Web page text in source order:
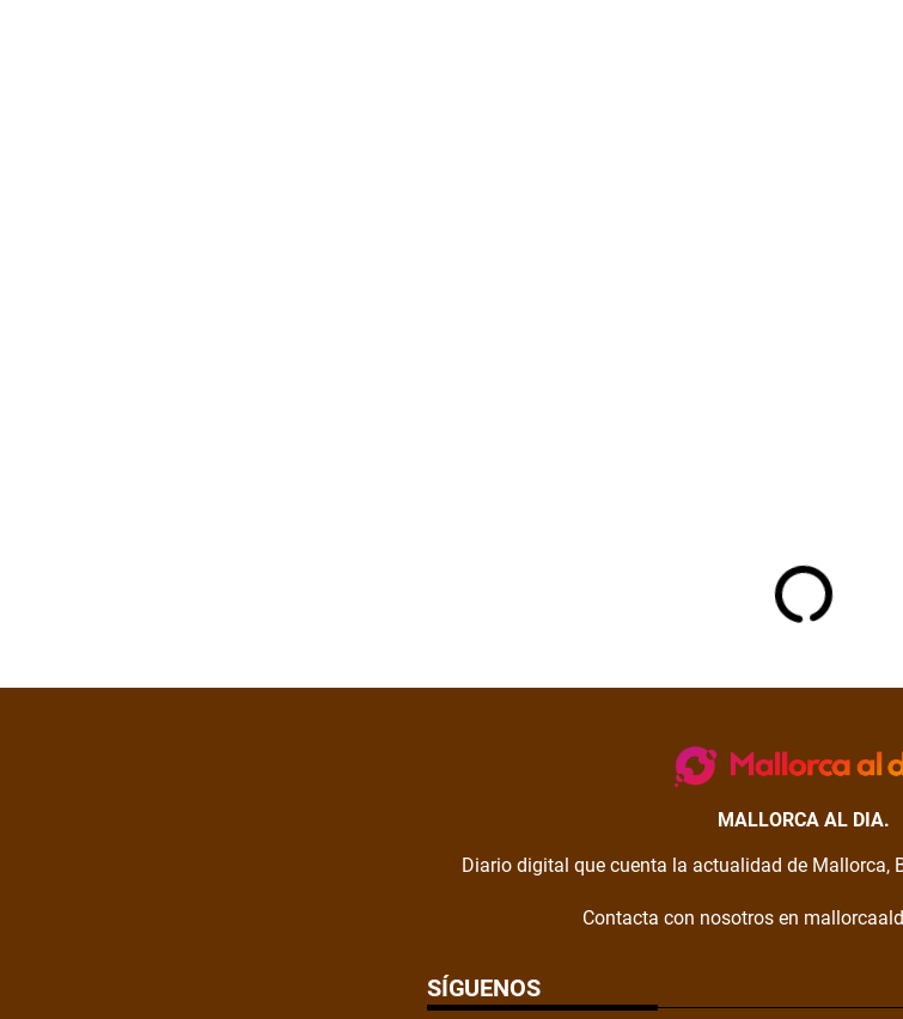
MALLORCA AL DIA.
Diario digital que cuenta la actualidad de Mallorca,
Contacta con nosotros en
SÍGUENOS